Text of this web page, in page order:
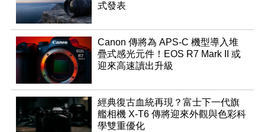
式發表
Canon 傳將為 APS-C 機型導入堆
疊式感光元件！EOS R7 Mark II 或
迎來高速讀出升級
經典復古血統再現？富士下一代旗
艦相機 X-T6 傳將迎來外觀與色彩科
學雙重優化